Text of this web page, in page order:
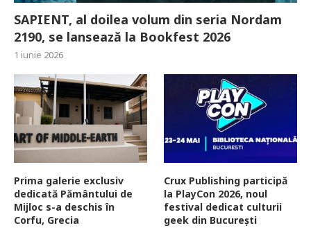
SAPIENT, al doilea volum din seria Nordam
2190, se lansează la Bookfest 2026
1 iunie 2026
Prima galerie exclusiv
dedicată Pământului de
Mijloc s-a deschis în
Corfu, Grecia
Crux Publishing participă
la PlayCon 2026, noul
festival dedicat culturii
geek din București